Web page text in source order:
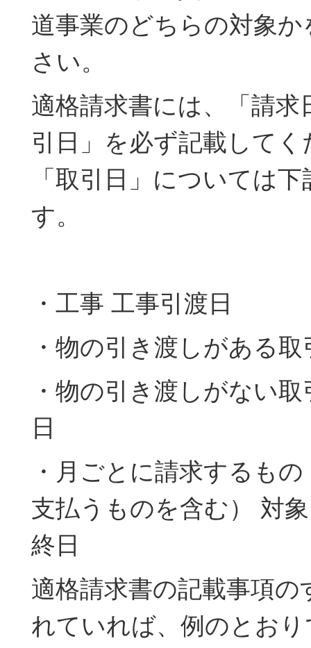
道事業のどちらの対象
さい。
適格請求書には、「請求
引日」を必ず記載して
「取引日」については
す。
・工事 工事引渡日
・物の引き渡しがある
・物の引き渡しがない
日
・月ごとに請求するも
支払うものを含む） 対
終日
適格請求書の記載事項の
れていれば、例のとお